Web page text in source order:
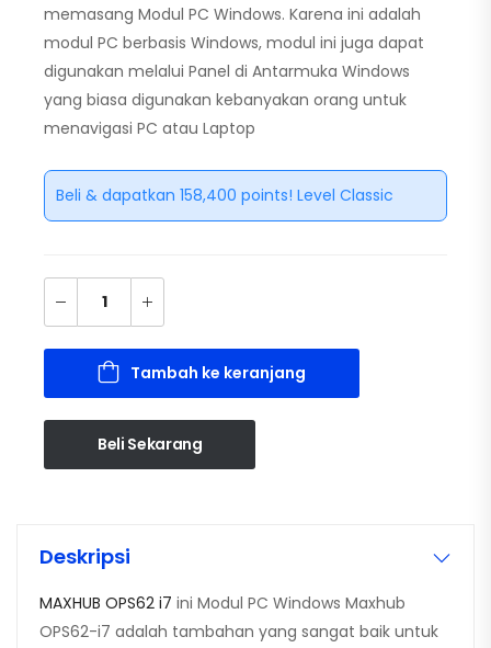
memasang Modul PC Windows. Karena ini adalah
modul PC berbasis Windows, modul ini juga dapat
digunakan melalui Panel di Antarmuka Windows
yang biasa digunakan kebanyakan orang untuk
menavigasi PC atau Laptop
Beli & dapatkan 158,400 points! Level Classic
Tambah ke keranjang
Beli Sekarang
Deskripsi
MAXHUB OPS62 i7 ini Modul PC Windows Maxhub
OPS62-i7 adalah tambahan yang sangat baik untuk